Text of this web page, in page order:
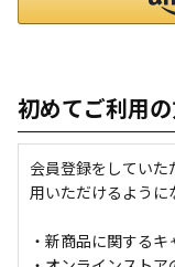
初めてご利用
会員登録をしてい
用いただけるように
・新商品に関する